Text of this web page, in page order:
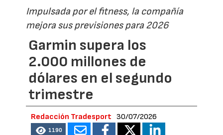
Impulsada por el fitness, la compañía
mejora sus previsiones para 2026
Garmin supera los
2.000 millones de
dólares en el segundo
trimestre
Redacción Tradesport 30/07/2026
1190